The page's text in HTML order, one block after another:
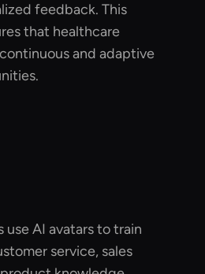
feedback. This
that healthcare
and adaptive
use AI avatars to train
service, sales